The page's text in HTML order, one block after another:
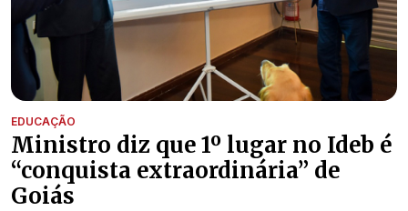
EDUCAÇÃO
Ministro diz que 1º lugar no Ideb é
“conquista extraordinária” de
Goiás